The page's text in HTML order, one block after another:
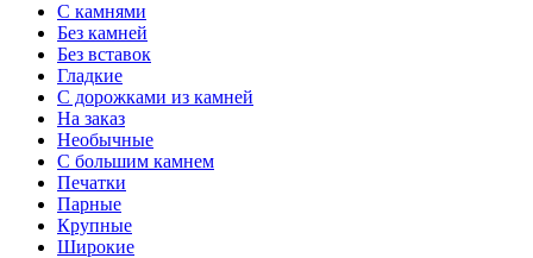
С камнями
Без камней
Без вставок
Гладкие
С дорожками из камней
На заказ
Необычные
С большим камнем
Печатки
Парные
Крупные
Широкие